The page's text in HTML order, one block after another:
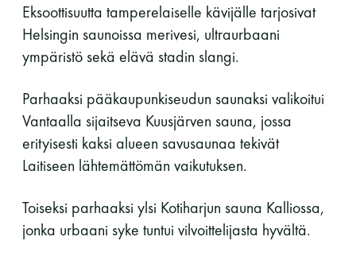
Eksoottisuutta tamperelaiselle kävijälle tarjosivat
Helsingin saunoissa merivesi, ultraurbaani
ympäristö sekä elävä stadin slangi.
Parhaaksi pääkaupunkiseudun saunaksi valikoitui
Vantaalla sijaitseva Kuusjärven sauna, jossa
erityisesti kaksi alueen savusaunaa tekivät
Laitiseen lähtemättömän vaikutuksen.
Toiseksi parhaaksi ylsi Kotiharjun sauna Kalliossa,
jonka urbaani syke tuntui vilvoittelijasta hyvältä.